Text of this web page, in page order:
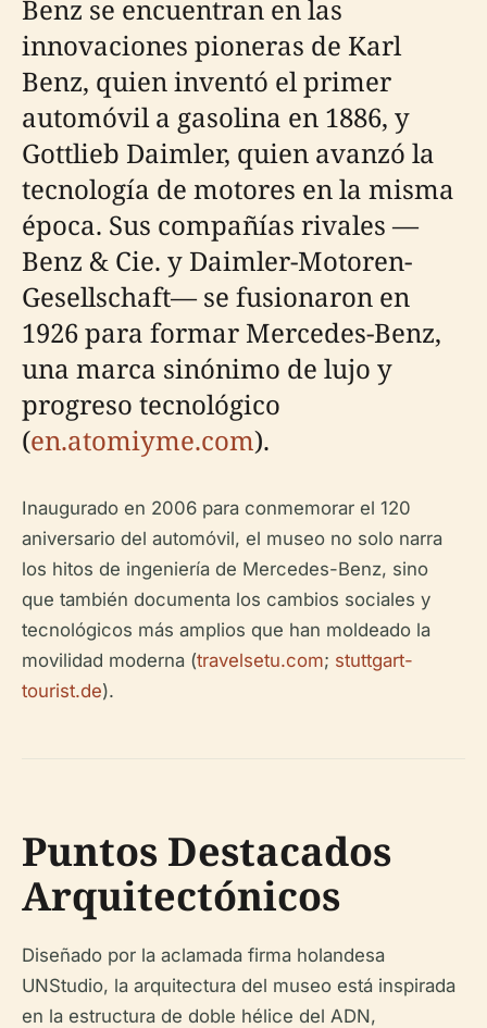
Benz se encuentran en las
innovaciones pioneras de Karl
Benz, quien inventó el primer
automóvil a gasolina en 1886, y
Gottlieb Daimler, quien avanzó la
tecnología de motores en la misma
época. Sus compañías rivales —
Benz & Cie. y Daimler-Motoren-
Gesellschaft— se fusionaron en
1926 para formar Mercedes-Benz,
una marca sinónimo de lujo y
progreso tecnológico
(en.atomiyme.com).
Inaugurado en 2006 para conmemorar el 120
aniversario del automóvil, el museo no solo narra
los hitos de ingeniería de Mercedes-Benz, sino
que también documenta los cambios sociales y
tecnológicos más amplios que han moldeado la
movilidad moderna (travelsetu.com; stuttgart-
tourist.de).
Puntos Destacados
Arquitectónicos
Diseñado por la aclamada firma holandesa
UNStudio, la arquitectura del museo está inspirada
en la estructura de doble hélice del ADN,